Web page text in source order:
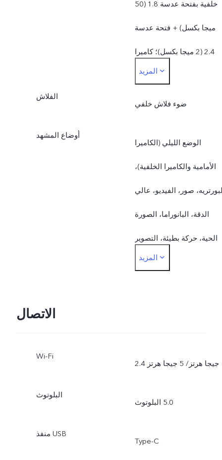
خلفية بفتحة عدسة 1.8 (50
ميجا بكسل) + فتحة عدسة
2.4 (2 ميجا بكسل)؛ كاميرا
ميجا بكسل)، كاميرا خلفية
بكسل) + فتحة عدسة 2.4 (2
ميجا بكسل) + فتحة عدسة
2.4 (2 ميجا بكسل)
المزيد
الفلاش
ضوء فلاش خلفي
أوضاع المشهد
الوضع الليلي (الكاميرا
الأمامية والكاميرا الخلفية)،
صور، الفيديو، عالي
الدقة، البانوراما، الصورة
الحية، حركة بطيئة، التصوير
الزمني، التصوير الاحترافي،
المزيد
الاتصال
Wi-Fi
2.4 جيجا هرتز/ 5 جيجا هرتز
البلوتوث
البلوتوث ‎5.0
منفذ USB
Type-C